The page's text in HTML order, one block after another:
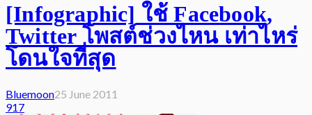
[Infographic] ใช้ Facebook,
Twitter โพสต์ช่วงไหน เท่าไหร่
โดนใจที่สุด
Bluemoon25 June 2011
917